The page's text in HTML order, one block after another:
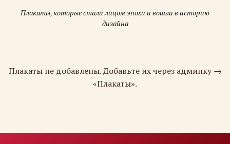
Плакаты, которые стали лицом эпохи и вошли в историю
дизайна
Плакаты не добавлены. Добавьте их через админку →
«Плакаты».